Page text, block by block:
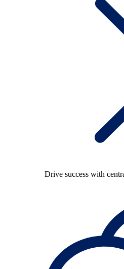
Drive success with